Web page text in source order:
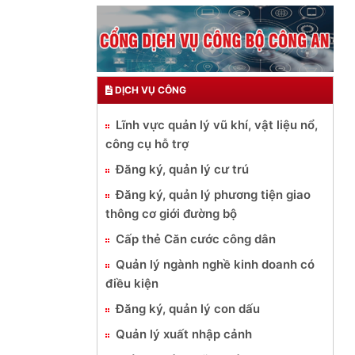
DỊCH VỤ CÔNG
Lĩnh vực quản lý vũ khí, vật liệu nổ,
công cụ hỗ trợ
Đăng ký, quản lý cư trú
Đăng ký, quản lý phương tiện giao
thông cơ giới đường bộ
Cấp thẻ Căn cước công dân
Quản lý ngành nghề kinh doanh có
điều kiện
Đăng ký, quản lý con dấu
Quản lý xuất nhập cảnh